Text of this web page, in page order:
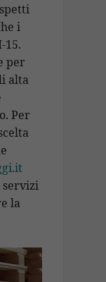
i
15.
per
alta
Per
servizi
la